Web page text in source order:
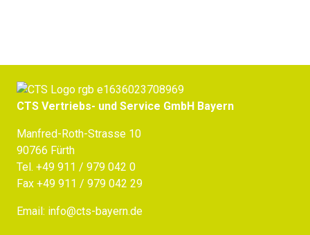
CTS Vertriebs- und Service GmbH Bayern
Manfred-Roth-Strasse 10
90766 Fürth
Tel. +49 911 / 979 042 0
Fax +49 911 / 979 042 29
Email: info@cts-bayern.de